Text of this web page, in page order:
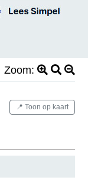
Zoom:
📍 Toon op kaart